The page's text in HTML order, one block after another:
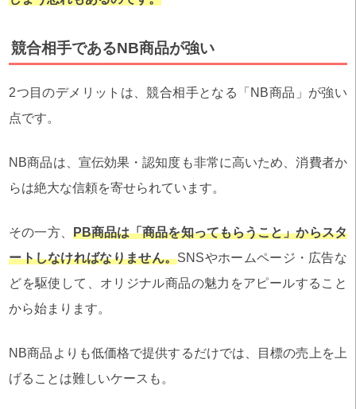
競合相手であるNB商品が強い
2つ目のデメリットは、競合相手となる「NB商品」が強い
点です。
NB商品は、宣伝効果・認知度も非常に高いため、消費者か
らは絶大な信頼を寄せられています。
その一方、 PB商品は「商品を知ってもらうこと」からスタ
ートしなければなりません。SNSやホームページ・広告な
どを駆使して、オリジナル商品の魅力をアピールすること
から始まります。
NB商品よりも低価格で提供するだけでは、目標の売上を上
げることは難しいケースも。